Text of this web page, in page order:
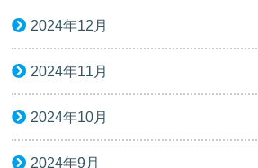
2024年12月
2024年11月
2024年10月
2024年9月